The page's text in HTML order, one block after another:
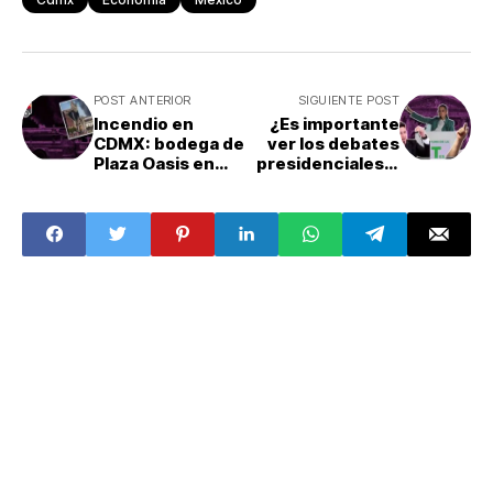
POST ANTERIOR
Incendio en
CDMX: bodega de
Plaza Oasis en
SIGUIENTE POST
¿Es importante
ver los debates
presidenciales?: